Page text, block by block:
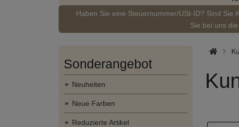
Haben Sie eine Steuernummer/USt-ID? Sind Sie
Sie bei uns
Sonderangebot
Neuheiten
Neue Farben
Reduzierte Artikel